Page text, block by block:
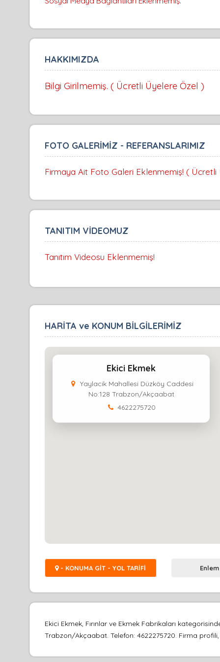
HAKKIMIZDA
Bilgi Girilmemiş. ( Ücretli Üyelere Özel )
FOTO GALERİMİZ - REFERANSLARIMIZ
Firmaya Ait Foto Galeri Eklenmemiş! (
TANITIM VİDEOMUZ
Tanıtım Videosu Eklenmemiş!
HARİTA ve KONUM BİLGİLERİMİZ
Ekici Ekmek
Yaylacik Mahallesi Düzköy Caddesi
No:128 Trabzon/Akçaabat
4622275720
- KONUMA GİT - YOL TARİFİ
Ekici Ekmek, Fırınlar ve Ekmek Fabrikaları
Trabzon/Akçaabat. Telefon: 4622275720. Firma